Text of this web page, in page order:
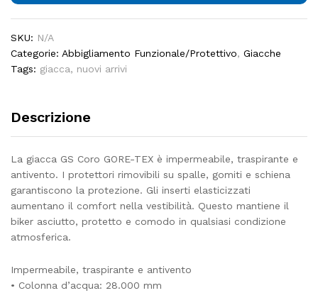
SKU: N/A
Categorie: Abbigliamento Funzionale/Protettivo, Giacche
Tags: giacca, nuovi arrivi
Descrizione
La giacca GS Coro GORE-TEX è impermeabile, traspirante e
antivento. I protettori rimovibili su spalle, gomiti e schiena
garantiscono la protezione. Gli inserti elasticizzati
aumentano il comfort nella vestibilità. Questo mantiene il
biker asciutto, protetto e comodo in qualsiasi condizione
atmosferica.
Impermeabile, traspirante e antivento
• Colonna d’acqua: 28.000 mm